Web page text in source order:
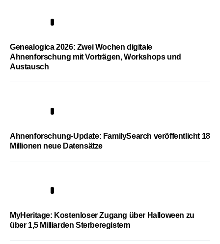
Genealogica 2026: Zwei Wochen digitale
Ahnenforschung mit Vorträgen, Workshops und
Austausch
Ahnenforschung-Update: FamilySearch veröffentlicht 18
Millionen neue Datensätze
MyHeritage: Kostenloser Zugang über Halloween zu
über 1,5 Milliarden Sterberegistern